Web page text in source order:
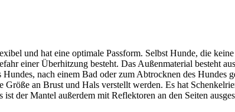
und hat eine optimale Passform. Selbst Hunde, die
einer Überhitzung besteht. Das Außenmaterial besteht
nach einem Bad oder zum Abtrocknen des
Größe an Brust und Hals verstellt werden. Es hat
der Mantel außerdem mit Reflektoren an den Seiten